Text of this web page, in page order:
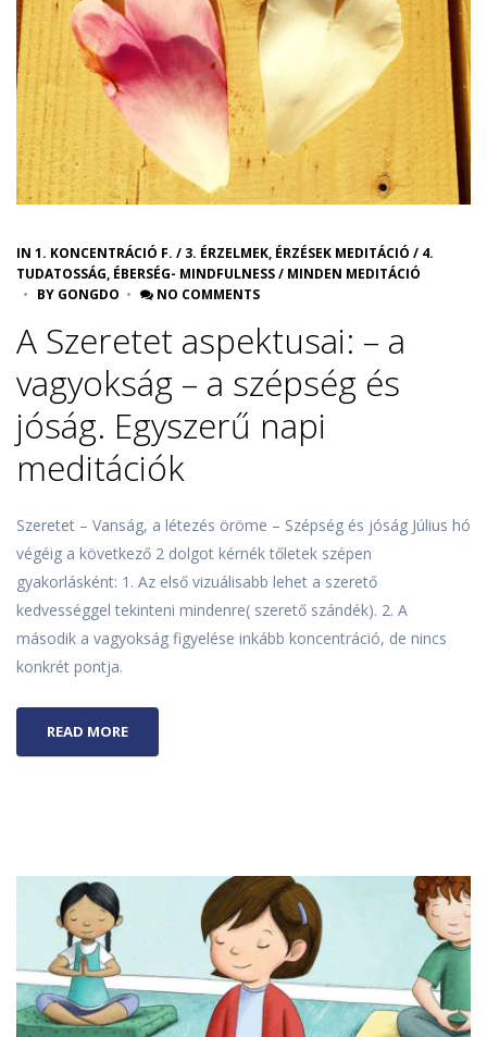
IN 1. KONCENTRÁCIÓ F. / 3. ÉRZELMEK, ÉRZÉSEK MEDITÁCIÓ / 4.
TUDATOSSÁG, ÉBERSÉG- MINDFULNESS/ MINDEN MEDITÁCIÓ
BY GONGDO NO COMMENTS
A Szeretet aspektusai: – a
vagyokság – a szépség és
jóság. Egyszerű napi
meditációk
Szeretet – Vanság, a létezés öröme – Szépség és jóság Július hó
végéig a következő 2 dolgot kérnék tőletek szépen
gyakorlásként: 1. Az első vizuálisabb lehet a szerető
kedvességgel tekinteni mindenre( szerető szándék). 2. A
második a vagyokság figyelése inkább koncentráció, de nincs
konkrét pontja.
READ MORE